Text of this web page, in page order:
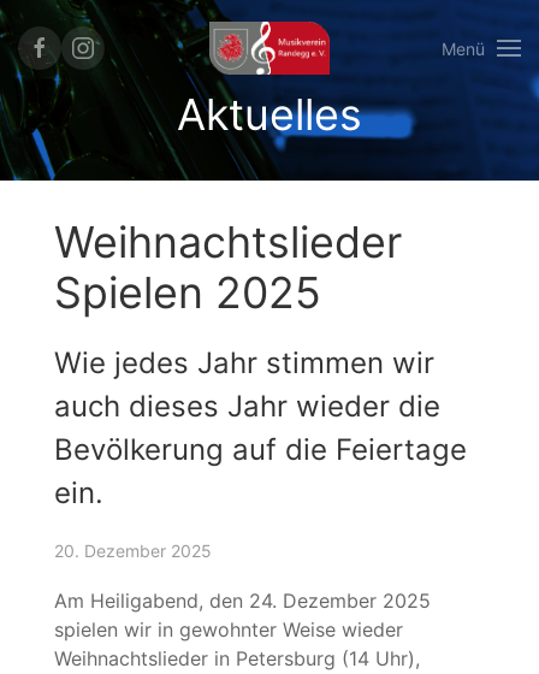
Menü
Aktuelles
Weihnachtslieder
Spielen 2025
Wie jedes Jahr stimmen wir
auch dieses Jahr wieder die
Bevölkerung auf die Feiertage
ein.
20. Dezember 2025
Am Heiligabend, den 24. Dezember 2025
spielen wir in gewohnter Weise wieder
Weihnachtslieder in Petersburg (14 Uhr),